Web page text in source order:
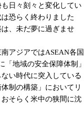
日々刻々と変化してい
恐らく終わりました
、未だ夢に過ぎませ
アジアではASEAN各国
地域の安全保障体制」
い時代に突入している
制の構築」においてリ
そらく米中の狭間に沈